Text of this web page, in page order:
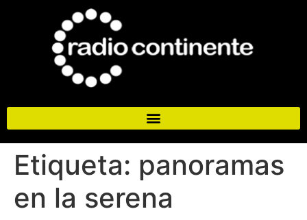
Etiqueta: panoramas
en la serena